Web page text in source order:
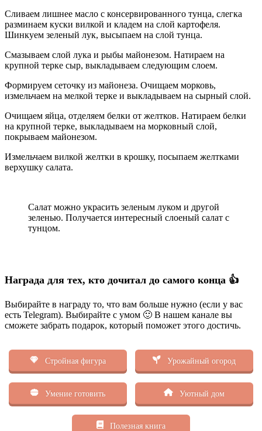
Сливаем лишнее масло с консервированного тунца, слегка
разминаем куски вилкой и кладем на слой картофеля.
Шинкуем зеленый лук, высыпаем на слой тунца.
Смазываем слой лука и рыбы майонезом. Натираем на
крупной терке сыр, выкладываем следующим слоем.
Формируем сеточку из майонеза. Очищаем морковь,
измельчаем на мелкой терке и выкладываем на сырный слой.
Очищаем яйца, отделяем белки от желтков. Натираем белки
на крупной терке, выкладываем на морковный слой,
покрываем майонезом.
Измельчаем вилкой желтки в крошку, посыпаем желтками
верхушку салата.
Салат можно украсить зеленым луком и другой
зеленью. Получается интересный слоеный салат с
тунцом.
Награда для тех, кто дочитал до самого конца 👍
Выбирайте в награду то, что вам больше нужно (если у вас
есть Telegram). Выбирайте с умом 🙂 В нашем канале вы
сможете забрать подарок, который поможет этого достичь.
Стройная фигура Урожайный огород
Умение готовить Уютный дом
Полезная книга